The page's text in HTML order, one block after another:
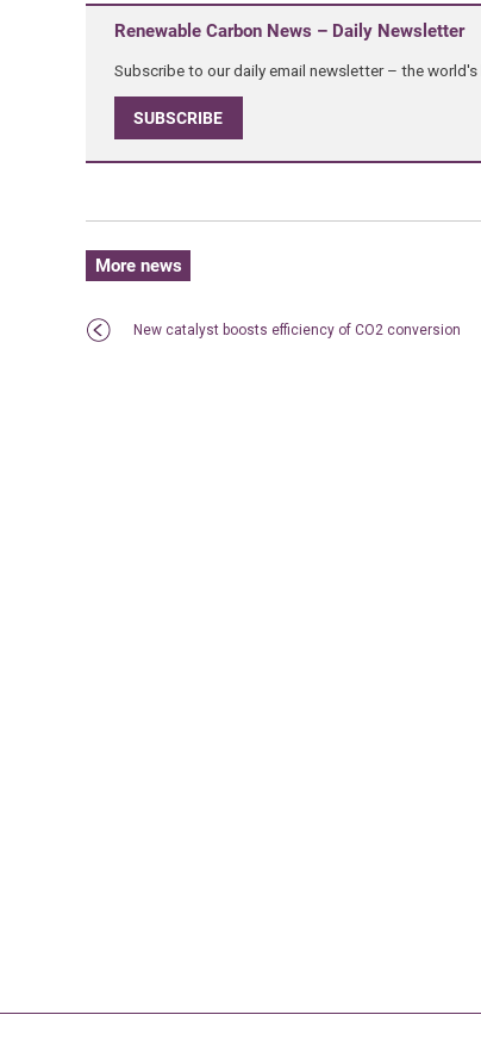
Renewable Carbon News – Daily Newsletter
Subscribe to our daily email newsletter – the
SUBSCRIBE
More news
New catalyst boosts efficiency of CO2 conversion